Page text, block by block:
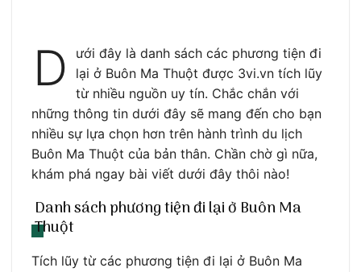
D
ưới đây là danh sách các phương tiện đi
lại ở Buôn Ma Thuột được 3vi.vn tích lũy
từ nhiều nguồn uy tín. Chắc chắn với
những thông tin dưới đây sẽ mang đến cho bạn
nhiều sự lựa chọn hơn trên hành trình du lịch
Buôn Ma Thuột của bản thân. Chần chờ gì nữa,
khám phá ngay bài viết dưới đây thôi nào!
Danh sách phương tiện đi lại ở Buôn Ma
Thuột
Tích lũy từ các phương tiện đi lại ở Buôn Ma